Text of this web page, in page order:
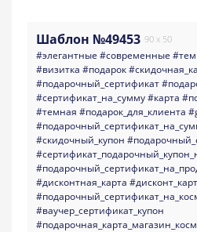
Шаблон №49453 90 x 50
#элегантные #современные
#визитка #подарок
#подарочный_сертификат
#сертификат_на_сумму#карта
#темная #подарок_для_клиента
#скидочный_купон
#дисконтная_карта
#ваучер_сертификат_купон